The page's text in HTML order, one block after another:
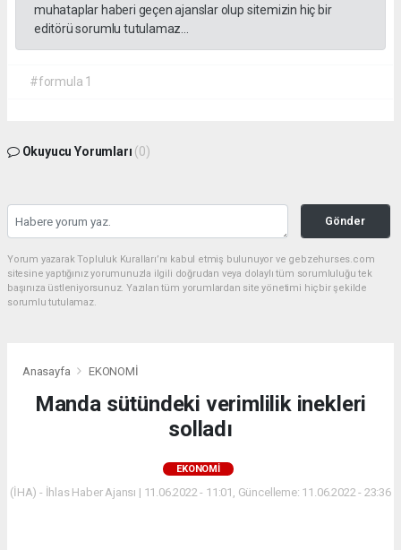
muhataplar haberi geçen ajanslar olup sitemizin hiç bir
editörü sorumlu tutulamaz...
#formula 1
Okuyucu Yorumları (0)
Gönder
Yorum yazarak Topluluk Kuralları’nı kabul etmiş bulunuyor ve gebzehurses.com
sitesine yaptığınız yorumunuzla ilgili doğrudan veya dolaylı tüm sorumluluğu tek
başınıza üstleniyorsunuz. Yazılan tüm yorumlardan site yönetimi hiçbir şekilde
sorumlu tutulamaz.
Anasayfa EKONOMİ
Manda sütündeki verimlilik inekleri
solladı
EKONOMİ
(İHA) - İhlas Haber Ajansı | 11.06.2022 - 11:01, Güncelleme: 11.06.2022 - 23:36